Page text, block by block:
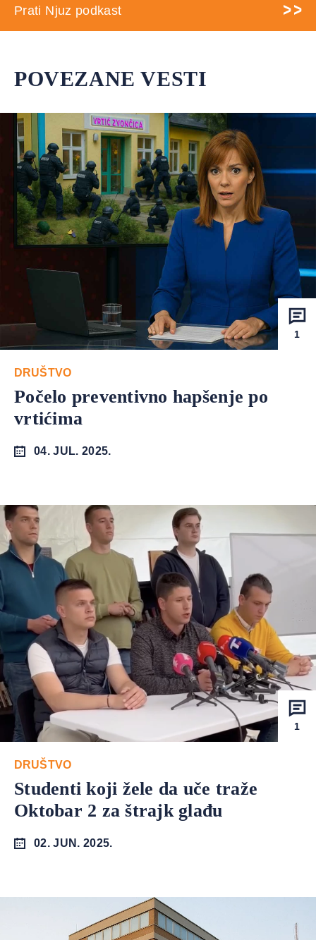
Prati Njuz podkast
POVEZANE VESTI
1
DRUŠTVO
Počelo preventivno hapšenje po
vrtićima
04. JUL. 2025.
1
DRUŠTVO
Studenti koji žele da uče traže
Oktobar 2 za štrajk glađu
02. JUN. 2025.